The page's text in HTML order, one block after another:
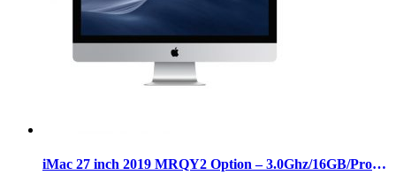
iMac 27 inch 2019 MRQY2 Option – 3.0Ghz/16GB/Pro 570X